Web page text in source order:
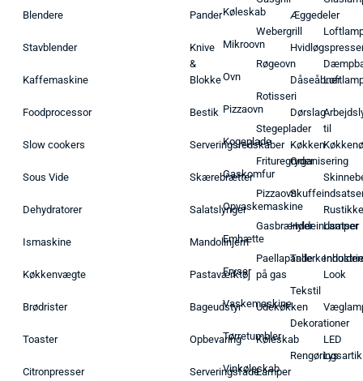
Blendere
Stavblender
Kaffemaskine
Foodprocessor
Slow cookers
Sous Vide
Dehydratorer
Ismaskine
Køkkenvægte
Brødrister
Toaster
Citronpresser
Pander
Knive
&
Blokke
Bestik
Serveringsredskaber
Skærebrætter
Salatslynger
Mandolinjern
Pastaværktøj
Bageudstyr
Opbevaring
Serveringsfade
Køleskab
Mikroovn
Ovn
Pizzaovn
Kogeplade
Gaskomfur
Opvaskemaskine
Emhætte
Fryser
Vaskemaskine
Tørretumbler
Vinkøleskab
Webergrill
Røgeovn
Rotisseri
Stegeplader
Frituregryder
Pizzaovn
Gasbrænder
Paellapande
på gas
Udekøkken
Køleskab
Lamper
Æggedeler
Dåseåbner
Dørslag
Køkken
Organisering
Hyldeindsatser
Tekstil
Dekorationer
til
Rustikke
Lamper
Look
LED
Lys